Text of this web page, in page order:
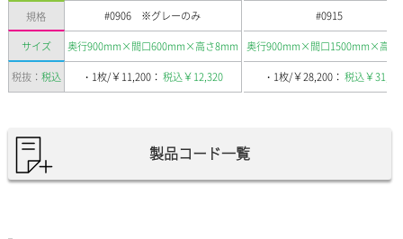
規格
サイズ
税抜： 税込
#0906 ※グレーのみ
奥行900mm×間口600mm×高さ8mm
・1枚/￥11,200： 税込￥12,320
#0915
奥行900mm×間口1500mm×高さ
・1枚/￥28,200： 税込￥
製品コード一覧